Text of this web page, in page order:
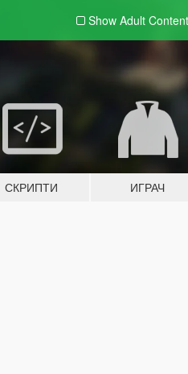
Show Adult Content
СКРИПТИ ИГРАЧ